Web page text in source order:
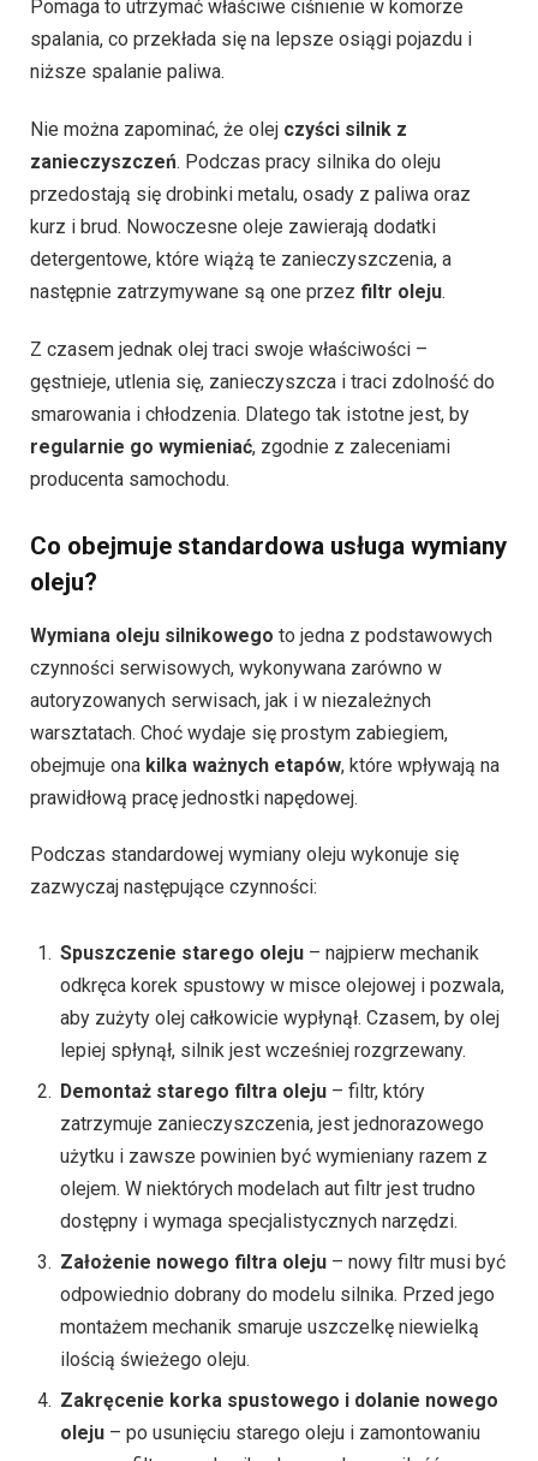
Pomaga to utrzymać właściwe ciśnienie w komorze
spalania, co przekłada się na lepsze osiągi pojazdu i
niższe spalanie paliwa.
Nie można zapominać, że olej czyści silnik z
zanieczyszczeń. Podczas pracy silnika do oleju
przedostają się drobinki metalu, osady z paliwa oraz
kurz i brud. Nowoczesne oleje zawierają dodatki
detergentowe, które wiążą te zanieczyszczenia, a
następnie zatrzymywane są one przez filtr oleju.
Z czasem jednak olej traci swoje właściwości –
gęstnieje, utlenia się, zanieczyszcza i traci zdolność do
smarowania i chłodzenia. Dlatego tak istotne jest, by
regularnie go wymieniać, zgodnie z zaleceniami
producenta samochodu.
Co obejmuje standardowa usługa wymiany
oleju?
Wymiana oleju silnikowego to jedna z podstawowych
czynności serwisowych, wykonywana zarówno w
autoryzowanych serwisach, jak i w niezależnych
warsztatach. Choć wydaje się prostym zabiegiem,
obejmuje ona kilka ważnych etapów, które wpływają na
prawidłową pracę jednostki napędowej.
Podczas standardowej wymiany oleju wykonuje się
zazwyczaj następujące czynności:
Spuszczenie starego oleju – najpierw mechanik
odkręca korek spustowy w misce olejowej i pozwala,
aby zużyty olej całkowicie wypłynął. Czasem, by olej
lepiej spłynął, silnik jest wcześniej rozgrzewany.
Demontaż starego filtra oleju – filtr, który
zatrzymuje zanieczyszczenia, jest jednorazowego
użytku i zawsze powinien być wymieniany razem z
olejem. W niektórych modelach aut filtr jest trudno
dostępny i wymaga specjalistycznych narzędzi.
Założenie nowego filtra oleju – nowy filtr musi być
odpowiednio dobrany do modelu silnika. Przed jego
montażem mechanik smaruje uszczelkę niewielką
ilością świeżego oleju.
Zakręcenie korka spustowego i dolanie nowego
oleju – po usunięciu starego oleju i zamontowaniu